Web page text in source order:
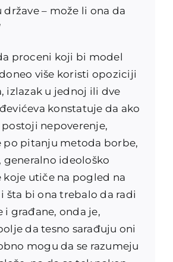
– može li ona da
proceni koji bi model
više koristi opoziciji
izlazak u jednoj ili dve
konstatuje da ako
nepoverenje,
po pitanju metoda borbe,
generalno ideološko
koje utiče na pogled na
šta bi ona trebalo da radi
i građane, onda je,
da tesno sarađuju oni
mogu da se razumeju